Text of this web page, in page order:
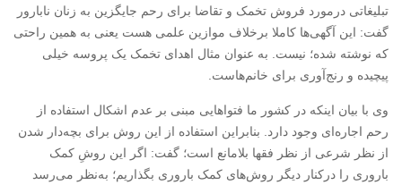
تبلیغاتی درمورد فروش تخمک و تقاضا برای رحم جایگزین به زنان نابارور
گفت: این آگهی‌ها کاملا برخلاف موازین علمی هست یعنی به همین راحتی
که نوشته شده؛ نیست. به عنوان مثال اهدای تخمک یک پروسه خیلی
پیچیده و رنج‌آوری برای خانم‌هاست.
وی با بیان اینکه در کشور ما فتواهایی مبنی بر عدم اشکال استفاده از
رحم اجاره‌ای وجود دارد. بنابراین استفاده از این روش برای بچه‌دار شدن
از نظر شرعی از نظر فقها بلامانع است؛ گفت: اگر این روشِ کمک
باروری را درکنار دیگر روش‌های کمک باروری بگذاریم؛ به‌نظر می‌رسد